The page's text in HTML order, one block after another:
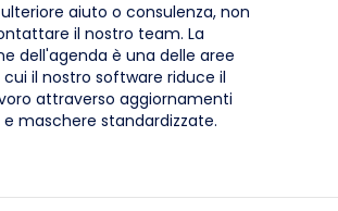
aiuto o consulenza, non
il nostro team. La
dell'agenda è una delle aree
il nostro software riduce il
attraverso aggiornamenti
maschere standardizzate.